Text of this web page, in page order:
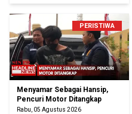
PERISTIWA
Menyamar Sebagai Hansip,
Pencuri Motor Ditangkap
Rabu, 05 Agustus 2026